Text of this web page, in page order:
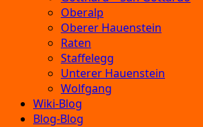
Oberalp
Oberer Hauenstein
Raten
Staffelegg
Unterer Hauenstein
Wolfgang
Wiki-Blog
Blog-Blog